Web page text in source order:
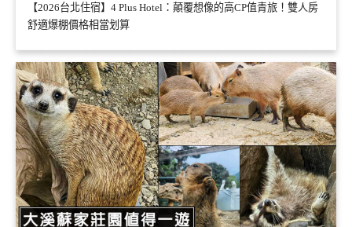
【2026台北住宿】4 Plus Hotel：顛覆想像的高CP值青旅！雙人房
舒適爆棚價格相當划算